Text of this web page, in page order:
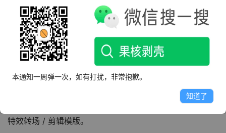
3 月 22 日消息，据美图秀秀官方消息，视频美颜 App
Wink 现已上线 iOS /Android 平台，支持“捏脸”、“逆转素
颜”、“实况美颜”等功能。
据介绍，这款 App 采用了美图秀秀的美颜技术，支持高清
视频人像精修；支持 Live 实况美颜、多人像美颜；支持一
键变身冷白皮，一键拥有超模身材；自带视频剪辑 / 滤镜 /
特效转场 / 剪辑模版。
本通知一周弹一次，如有打扰，非常抱歉。
知道了